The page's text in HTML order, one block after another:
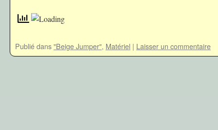
Publié dans"Beige Jumper", Matériel | Laisser un commentaire